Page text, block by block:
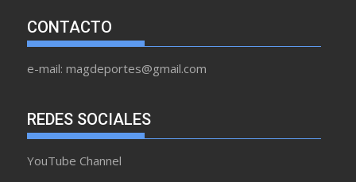
CONTACTO
e-mail: magdeportes@gmail.com
REDES SOCIALES
YouTube Channel